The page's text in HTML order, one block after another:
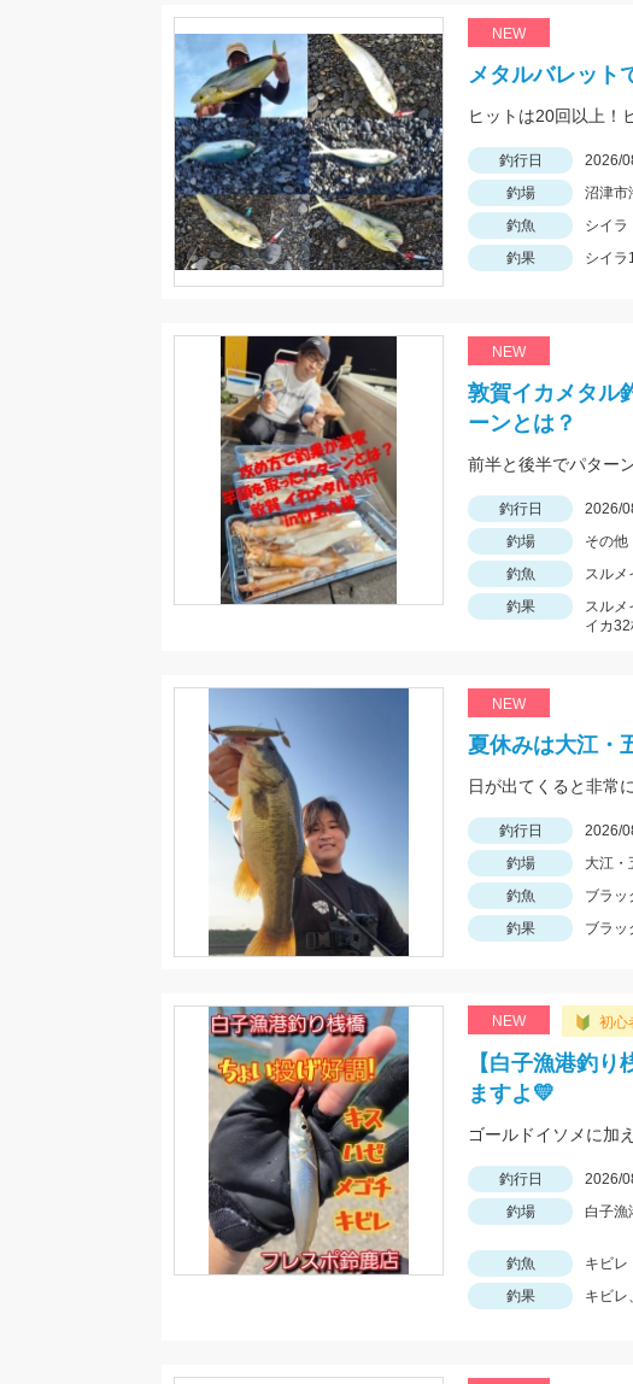
NEW
メタルバレット
ヒットは20回以上！
釣行日 2026/
釣場
沼津市
釣魚
シイラ
釣果
シイラ
NEW
敦賀イカメタル
ーンとは？
釣行日 2026/
釣場
その他
釣魚
スルメ
釣果
スルメ
イカ
NEW
夏休みは大江・
日が出てくると非常
釣行日 2026/
釣場
大江・
釣魚
ブラッ
釣果
ブラッ
NEW 初心
【白子漁港釣
ますよ💛
ゴールドイソメに加
釣行日 2026/
釣場
白子漁
釣魚
キビレ
釣果
キビレ